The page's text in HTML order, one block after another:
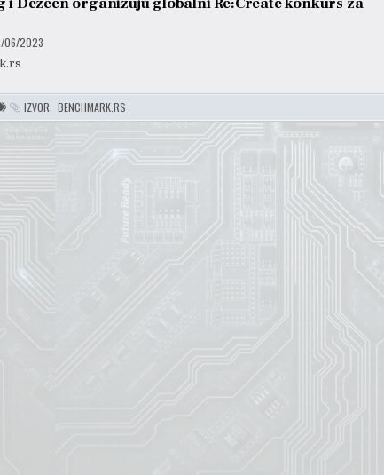
06/2023
IZVOR:BENCHMARK.RS